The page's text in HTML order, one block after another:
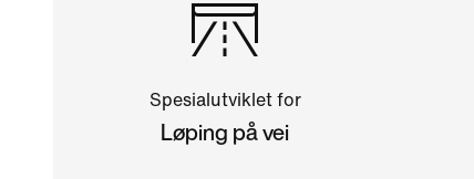
Spesialutviklet for
Løping på vei